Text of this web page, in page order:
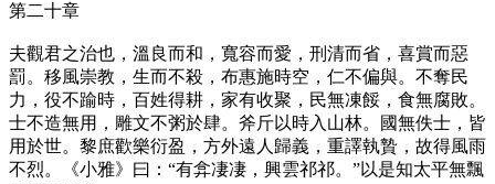
第二十章
夫觀君之治也，溫良而和，寬容而愛，刑清而省，喜賞而惡
罰。移風崇教，生而不殺，布惠施時空，仁不偏與。不奪民
力，役不踰時，百姓得耕，家有收聚，民無凍餒，食無腐敗。
士不造無用，雕文不粥於肆。斧斤以時入山林。國無佚士，皆
用於世。黎庶歡樂衍盈，方外遠人歸義，重譯執贄，故得風雨
不烈。《小雅》曰：“有弇凄凄，興雲祁祁。”以是知太平無飄